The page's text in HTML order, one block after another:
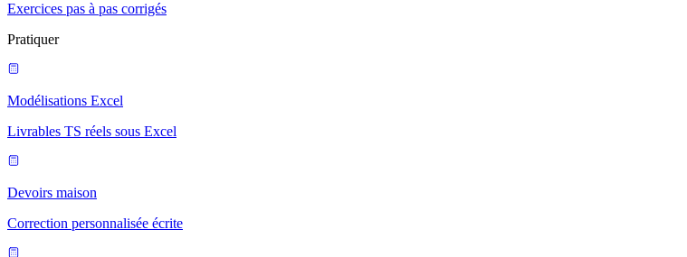
Exercices pas à pas corrigés
Pratiquer
Modélisations Excel
Livrables TS réels sous Excel
Devoirs maison
Correction personnalisée écrite